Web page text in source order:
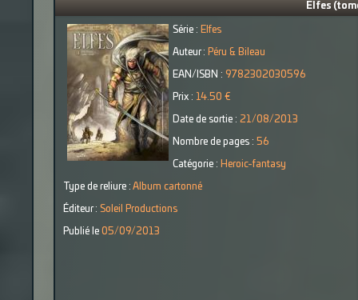
Elfes
Série : Elfes
Auteur : Péru & Bileau
EAN/ISBN : 9782302030596
Prix : 14.50 €
Date de sortie : 21/08/2013
Nombre de pages : 56
Catégorie : Heroic-fantasy
Type de reliure : Album cartonné
Éditeur : Soleil Productions
Publié le 05/09/2013